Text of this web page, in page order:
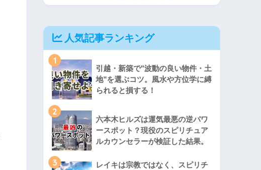
人気記事ランキング
1
引越・新築で"波動の良い物件・土
地"を選ぶコツ。風水や方位学に縛
られると損する！
2
六本木ヒルズは運気最悪の逆パワ
ースポット？現役のスピリチュア
ルカウンセラーが検証した結果。
3
レイキは宗教ではなく、スピリチ